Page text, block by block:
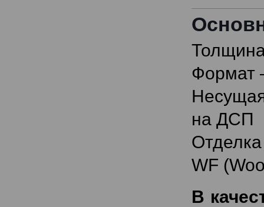
Формат
на ДСП
WF
В